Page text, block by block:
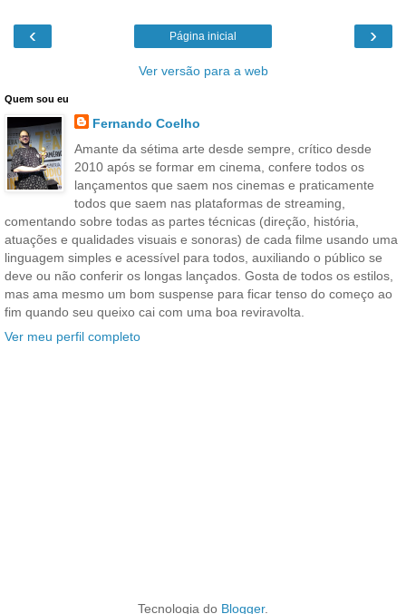
‹ ›
Página inicial
Ver versão para a web
Quem sou eu
Fernando Coelho
Amante da sétima arte desde sempre, crítico desde
2010 após se formar em cinema, confere todos os
lançamentos que saem nos cinemas e praticamente
todos que saem nas plataformas de streaming,
comentando sobre todas as partes técnicas (direção, história,
atuações e qualidades visuais e sonoras) de cada filme usando uma
linguagem simples e acessível para todos, auxiliando o público se
deve ou não conferir os longas lançados. Gosta de todos os estilos,
mas ama mesmo um bom suspense para ficar tenso do começo ao
fim quando seu queixo cai com uma boa reviravolta.
Ver meu perfil completo
Tecnologia do Blogger.